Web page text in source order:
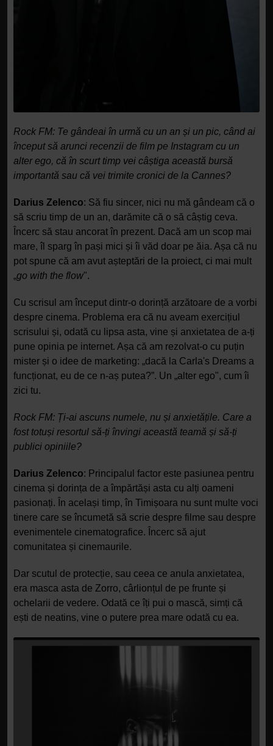
Rock FM: Te gândeai în urmă cu un an și un pic, când ai
început să arunci recenzii de film pe Instagram cu un
alter ego, că în scurt timp vei câștiga această bursă
importantă sau că vei trimite cronici de la Cannes?
Darius Zelenco: Să fiu sincer, nici nu mă gândeam că o
să scriu timp de un an, darămite că o să câștig ceva.
Încerc să stau ancorat în prezent. Dacă am un scop mai
mare, îl sparg în pași mici și îi văd doar pe ăia. Așa că nu
pot spune că am avut așteptări de la proiect, ci mai mult
„go with the flow".
Cu scrisul am început dintr-o dorință arzătoare de a vorbi
despre cinema. Problema era că nu aveam exercițiul
scrisului și, odată cu lipsa asta, vine și anxietatea de a-ți
pune opinia pe internet. Așa că am rezolvat-o cu puțin
mister și o idee de marketing: „dacă la Carla's Dreams a
funcționat, eu de ce n-aș putea?”. Un „alter ego", cum îi
zici tu.
Rock FM: Ți-ai ascuns numele, nu și anxietățile. Care a
fost totuși resortul să-ți învingi această teamă și să-ți
publici opiniile?
Darius Zelenco: Principalul factor este pasiunea pentru
cinema și dorința de a împărtăși asta cu alți oameni
pasionați. În același timp, în Timișoara nu sunt multe voci
tinere care se încumetă să scrie despre filme sau despre
evenimentele cinematografice. Încerc să ajut
comunitatea și cinemaurile.
Dar scutul de protecție, sau ceea ce anula anxietatea,
era masca asta de Zorro, cârlionțul de pe frunte și
ochelarii de vedere. Odată ce îți pui o mască, simți că
ești de neatins, vine o putere prea mare odată cu ea.